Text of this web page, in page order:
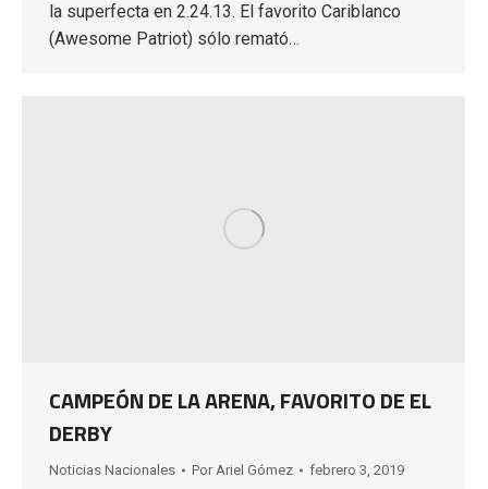
la superfecta en 2.24.13. El favorito Cariblanco
(Awesome Patriot) sólo remató…
CAMPEÓN DE LA ARENA, FAVORITO DE EL
DERBY
Noticias Nacionales Por Ariel Gómez febrero 3, 2019